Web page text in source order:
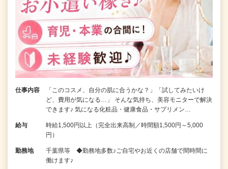
仕事内容
「このコスメ、自分の肌に合うかな？」「試してみたいけ
ど、費用が気になる…」 そんな気持ち、美容モニターで解決
できます♪ 気になる化粧品・健康食品・サプリメン…
給与
時給1,500円以上（完全出来高制／時間額1,500円～5,000
円）
勤務地
千葉県等 ◆勤務地多数♪ご自宅やお近くの店舗で間時間に
働けます♪